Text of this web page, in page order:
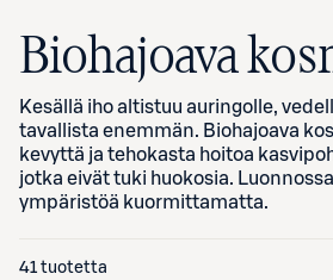
Biohajoava
Kesällä iho altistuu auringolle,
tavallista enemmän. Biohajoava
kevyttä ja tehokasta hoitoa
jotka eivät tuki huokosia.
ympäristöä kuormittamatta.
41 tuotetta